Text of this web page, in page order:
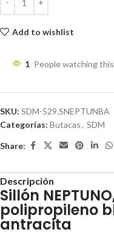
Add to wishlist
1 People watching
SKU: SDM-529.SNEPTUNBA
Categorías: Butacas, SDM
Share:
Descripción
Sillón
polipropileno
antracita